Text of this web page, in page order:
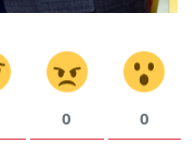
0 0